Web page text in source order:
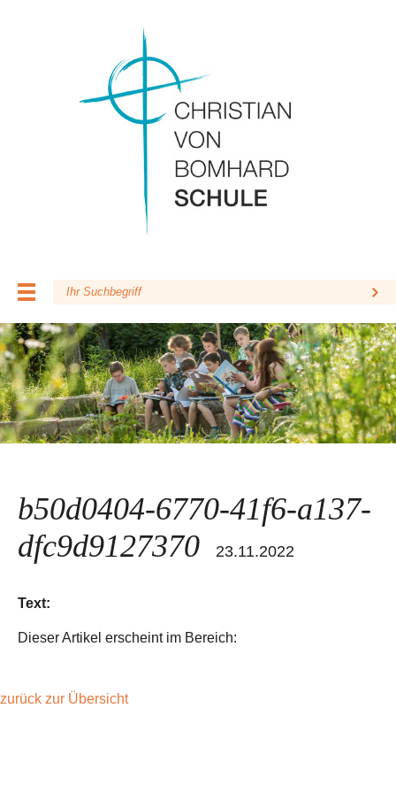
b50d0404-6770-41f6-a137-
dfc9d9127370 23.11.2022
Text:
Dieser Artikel erscheint im Bereich:
zurück zur Übersicht